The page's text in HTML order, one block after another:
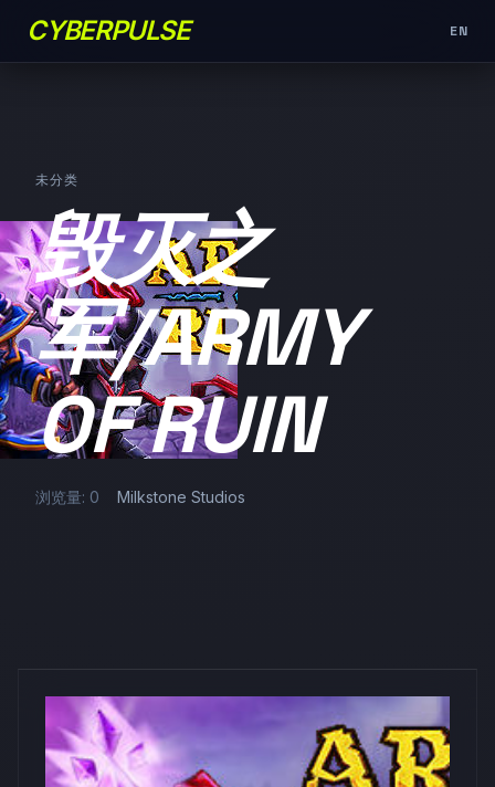
CYBERPULSE EN
未分类
毁灭之
军/ARMY
OF RUIN
浏览量: 0 Milkstone Studios